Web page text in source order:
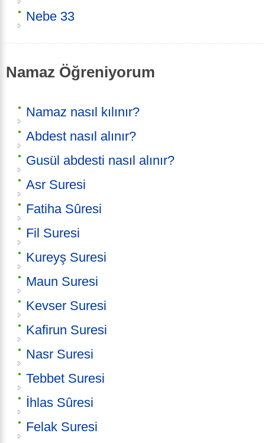
Nebe 33
Namaz Öğreniyorum
Namaz nasıl kılınır?
Abdest nasıl alınır?
Gusül abdesti nasıl alınır?
Asr Suresi
Fatiha Sûresi
Fil Suresi
Kureyş Suresi
Maun Suresi
Kevser Suresi
Kafirun Suresi
Nasr Suresi
Tebbet Suresi
İhlas Sûresi
Felak Suresi